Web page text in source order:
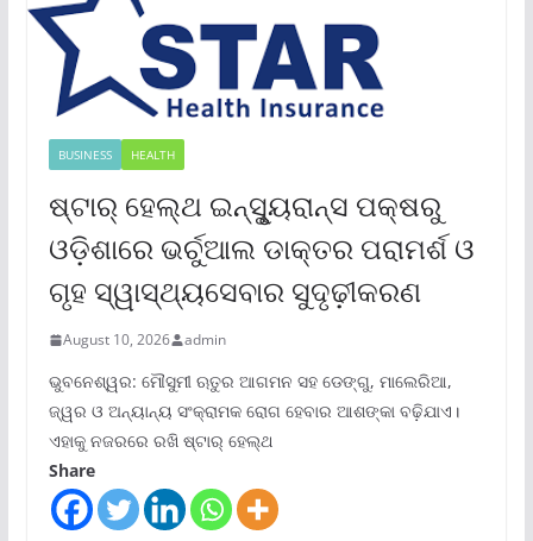
BUSINESS HEALTH
ଷ୍ଟାର୍ ହେଲ୍‌ଥ ଇନ୍‌ସୁୃ୍ୟରାନ୍ସ ପକ୍ଷରୁ
ଓଡ଼ିଶାରେ ଭର୍ଚୁଆଲ ଡାକ୍ତର ପରାମର୍ଶ ଓ
ଗୃହ ସ୍ୱାସ୍ଥ୍ୟସେବାର ସୁଦୃଢ଼ୀକରଣ
August 10, 2026 admin
ଭୁବନେଶ୍ୱର: ମୌସୁମୀ ଋତୁର ଆଗମନ ସହ ଡେଙ୍ଗୁ, ମାଲେରିଆ,
ଜ୍ୱର ଓ ଅନ୍ୟାନ୍ୟ ସଂକ୍ରାମକ ରୋଗ ହେବାର ଆଶଙ୍କା ବଢ଼ିଯାଏ।
ଏହାକୁ ନଜରରେ ରଖି ଷ୍ଟାର୍ ହେଲ୍‌ଥ
Share